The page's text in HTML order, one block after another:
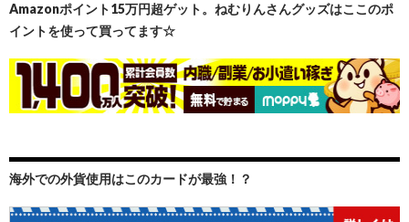
Amazonポイント15万円超ゲット。ねむりんさんグッズはここのポ
イントを使って買ってます☆
海外での外貨使用はこのカードが最強！？